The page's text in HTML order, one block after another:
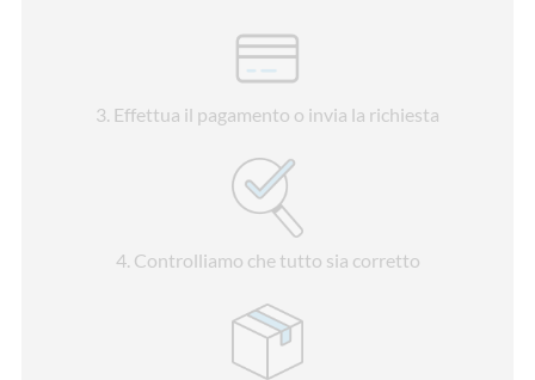
3. Effettua il pagamento o invia la richiesta
4. Controlliamo che tutto sia corretto